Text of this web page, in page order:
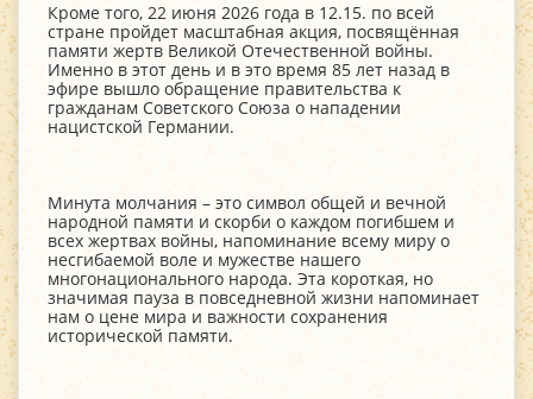
Кроме того, 22 июня 2026 года в 12.15. по всей
стране пройдет масштабная акция, посвящённая
памяти жертв Великой Отечественной войны.
Именно в этот день и в это время 85 лет назад в
эфире вышло обращение правительства к
гражданам Советского Союза о нападении
нацистской Германии.
Минута молчания – это символ общей и вечной
народной памяти и скорби о каждом погибшем и
всех жертвах войны, напоминание всему миру о
несгибаемой воле и мужестве нашего
многонационального народа. Эта короткая, но
значимая пауза в повседневной жизни напоминает
нам о цене мира и важности сохранения
исторической памяти.